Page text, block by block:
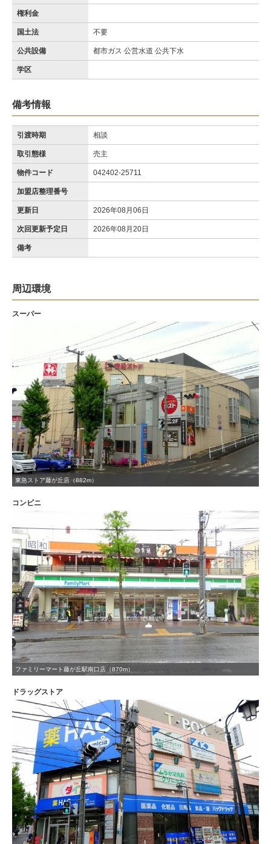
権利金
国土法 不要
公共設備 都市ガス 公営水道 公共下水
学区
備考情報
引渡時期 相談
取引態様 売主
物件コード 042402-25711
加盟店整理番号
更新日 2026年08月06日
次回更新予定日 2026年08月20日
備考
周辺環境
スーパー
東急ストア藤が丘店（882m）
コンビニ
ファミリーマート藤が丘駅南口店（870m）
ドラッグストア